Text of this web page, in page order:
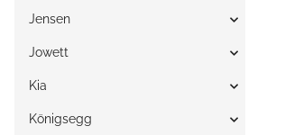
Jensen
Jowett
Kia
Königsegg